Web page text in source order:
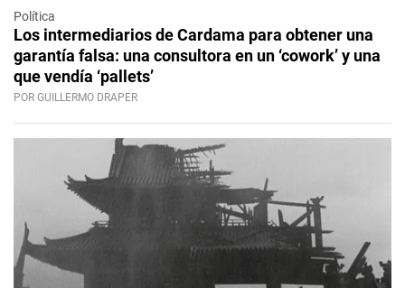
Política
Los intermediarios de Cardama para obtener una
garantía falsa: una consultora en un ‘cowork’ y una
que vendía ‘pallets’
POR GUILLERMO DRAPER